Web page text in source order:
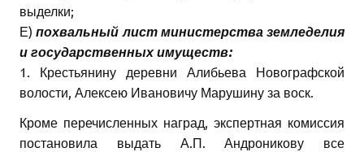
выделки;
Е)похвальный лист министерства земледелия
и государственных имуществ:
1. Крестьянину деревни Алибьева Новографской
волости, Алексею Ивановичу Марушину за воск.
Кроме перечисленных наград, экспертная комиссия
постановила выдать А.П. Андроникову все